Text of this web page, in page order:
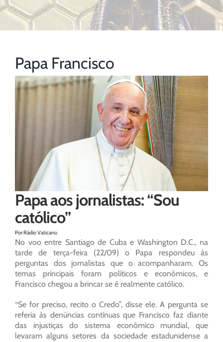
Papa Francisco
Papa aos jornalistas: “Sou
católico”
Por Rádio Vaticano
No voo entre Santiago de Cuba e Washington D.C., na
tarde de terça-feira (22/09) o Papa respondeu às
perguntas dos jornalistas que o acompanharam. Os
temas principais foram políticos e econômicos, e
Francisco chegou a brincar se é realmente católico.
“Se for preciso, recito o Credo”, disse ele. A pergunta se
referia às denúncias contínuas que Francisco faz diante
das injustiças do sistema econômico mundial, que
levaram alguns setores da sociedade estadunidense a